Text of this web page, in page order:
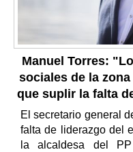
Manuel Torres:
sociales de la
que suplir la falta
El secretario general
falta de liderazgo del
la alcaldesa del